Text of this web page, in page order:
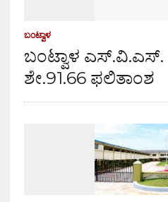
ಬಂಟ್ವಾಳ
ಬಂಟ್ವಾಳ ಎಸ್.ವಿ.ಎಸ್.
ಶೇ.91.66 ಫಲಿತಾಂಶ